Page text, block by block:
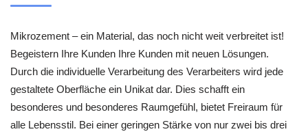
Mikrozement – ein Material, das noch nicht weit verbreitet ist!
Begeistern Ihre Kunden Ihre Kunden mit neuen Lösungen.
Durch die individuelle Verarbeitung des Verarbeiters wird jede
gestaltete Oberfläche ein Unikat dar. Dies schafft ein
besonderes und besonderes Raumgefühl, bietet Freiraum für
alle Lebensstil. Bei einer geringen Stärke von nur zwei bis drei